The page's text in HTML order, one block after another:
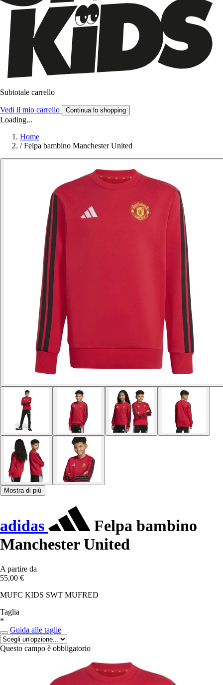
Subtotale carrello
Vedi il mio carrello Continua lo shopping
Loading...
Home
/ Felpa bambino Manchester United
Mostra di più
adidas
Felpa bambino
Manchester United
A partire da
55,00 €
MUFC KIDS SWT MUFRED
Taglia
*
Guida alle taglie
Questo campo è obbligatorio